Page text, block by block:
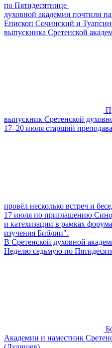
по Пятидесятнице
духовной академии почтили
Епископ Сочинский и
выпускника Сретенской
выпускник Сретенской
17–20 июля старший
провёл несколько встреч и
17 июля по приглашению
и катехизации в рамках
изучения Библии".
В Сретенской духовной
Неделю седьмую по
Академии и наместник